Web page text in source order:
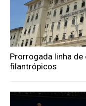
Prorrogada linha
filantrópicos